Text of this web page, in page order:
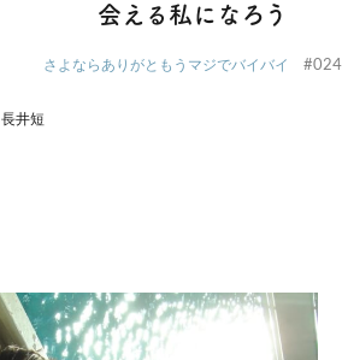
会える私になろう
さよならありがともうマジでバイバイ #024
長井短